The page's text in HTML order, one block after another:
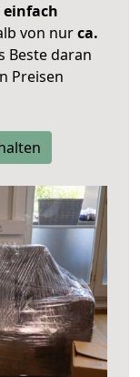
einfach
von nurca.
Beste daran
Preisen